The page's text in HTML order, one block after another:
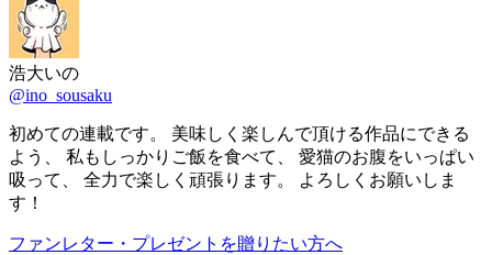
浩大いの
@ino_sousaku
初めての連載です。 美味しく楽しんで頂ける作品にできる
よう、 私もしっかりご飯を食べて、 愛猫のお腹をいっぱい
吸って、 全力で楽しく頑張ります。 よろしくお願いしま
す！
ファンレター・プレゼントを贈りたい方へ